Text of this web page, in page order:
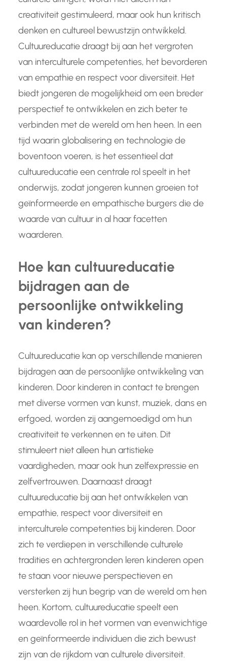
creativiteit gestimuleerd, maar ook hun kritisch
denken en cultureel bewustzijn ontwikkeld.
Cultuureducatie draagt bij aan het vergroten
van interculturele competenties, het bevorderen
van empathie en respect voor diversiteit. Het
biedt jongeren de mogelijkheid om een breder
perspectief te ontwikkelen en zich beter te
verbinden met de wereld om hen heen. In een
tijd waarin globalisering en technologie de
boventoon voeren, is het essentieel dat
cultuureducatie een centrale rol speelt in het
onderwijs, zodat jongeren kunnen groeien tot
geïnformeerde en empathische burgers die de
waarde van cultuur in al haar facetten
waarderen.
Hoe kan cultuureducatie
bijdragen aan de
persoonlijke ontwikkeling
van kinderen?
Cultuureducatie kan op verschillende manieren
bijdragen aan de persoonlijke ontwikkeling van
kinderen. Door kinderen in contact te brengen
met diverse vormen van kunst, muziek, dans en
erfgoed, worden zij aangemoedigd om hun
creativiteit te verkennen en te uiten. Dit
stimuleert niet alleen hun artistieke
vaardigheden, maar ook hun zelfexpressie en
zelfvertrouwen. Daarnaast draagt
cultuureducatie bij aan het ontwikkelen van
empathie, respect voor diversiteit en
interculturele competenties bij kinderen. Door
zich te verdiepen in verschillende culturele
tradities en achtergronden leren kinderen open
te staan voor nieuwe perspectieven en
versterken zij hun begrip van de wereld om hen
heen. Kortom, cultuureducatie speelt een
waardevolle rol in het vormen van evenwichtige
en geïnformeerde individuen die zich bewust
zijn van de rijkdom van culturele diversiteit.